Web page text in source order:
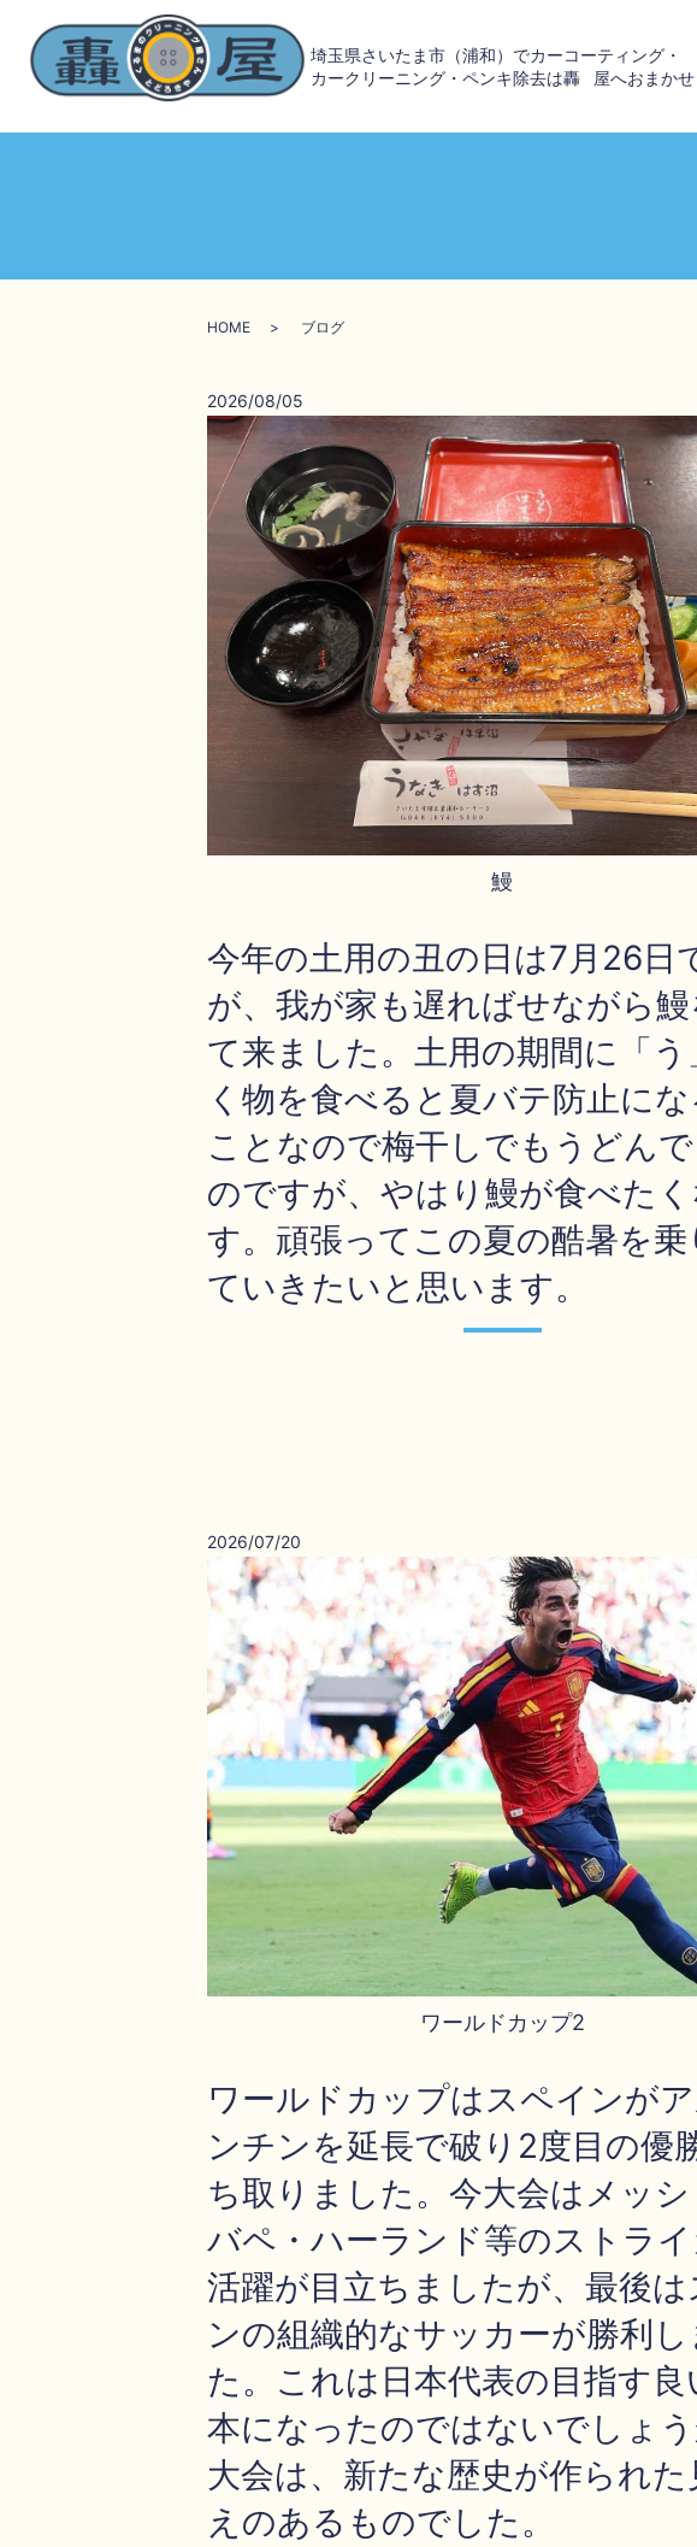
埼玉県さいたま市（浦和）でカーコーティング・
カークリーニング・ペンキ除去は轟屋へおまかせ
HOME ブログ
2026/08/05
鰻
今年の土用の丑の日は7月26日
が、我が家も遅ればせながら
て来ました。土用の期間に「う
く物を食べると夏バテ防止に
ことなので梅干しでもうどん
のですが、やはり鰻が食べたく
す。頑張ってこの夏の酷暑を乗
ていきたいと思います。
2026/07/20
ワールドカップ2
ワールドカップはスペインが
ンチンを延長で破り2度目の優
ち取りました。今大会はメッシ
バペ・ハーランド等のストラ
活躍が目立ちましたが、最後は
ンの組織的なサッカーが勝利し
た。これは日本代表の目指す良
本になったのではないでしょ
大会は、新たな歴史が作られた
えのあるものでした。